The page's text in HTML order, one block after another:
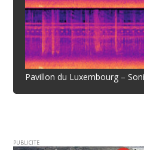
Pavillon du Luxembourg –
PUBLICITE